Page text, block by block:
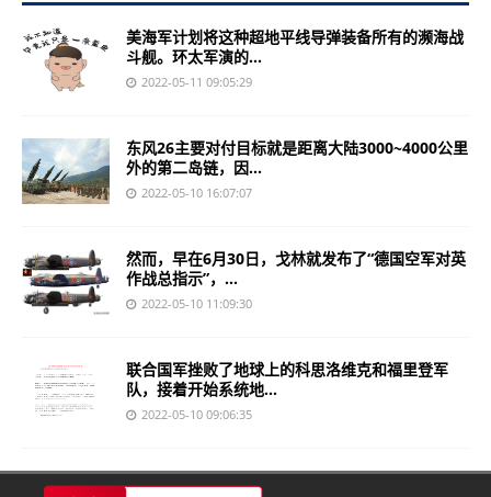
美海军计划将这种超地平线导弹装备所有的濒海战
斗舰。环太军演的...
2022-05-11 09:05:29
东风26主要对付目标就是距离大陆3000~4000公里
外的第二岛链，因...
2022-05-10 16:07:07
然而，早在6月30日，戈林就发布了“德国空军对英
作战总指示”，...
2022-05-10 11:09:30
联合国军挫败了地球上的科思洛维克和福里登军
队，接着开始系统地...
2022-05-10 09:06:35